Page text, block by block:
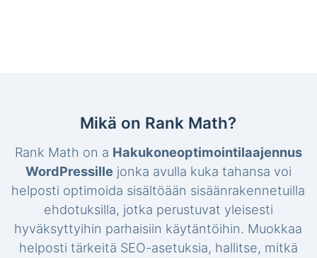
Mikä on Rank Math?
Rank Math on a Hakukoneoptimointilaajennus
WordPressille jonka avulla kuka tahansa voi
helposti optimoida sisältöään sisäänrakennetuilla
ehdotuksilla, jotka perustuvat yleisesti
hyväksyttyihin parhaisiin käytäntöihin. Muokkaa
helposti tärkeitä SEO-asetuksia, hallitse, mitkä